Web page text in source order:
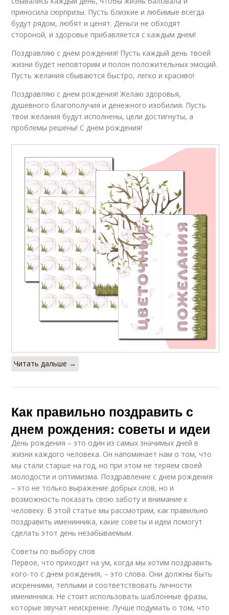
приносила сюрпризы. Пусть близкие и любимые всегда
будут рядом, любят и ценят. Деньги не обходят
стороной, и здоровье прибавляется с каждым днем!
Поздравляю с днем рождения! Пусть каждый день твоей
жизни будет неповторим и полон положительных эмоций.
Пусть желания сбываются быстро, легко и красиво!
Поздравляю с днем рождения! Желаю здоровья,
душевного благополучия и денежного изобилия. Пусть
твои желания будут исполнены, цели достигнуты, а
проблемы решены! С днем рождения!
Читать дальше →
Как правильно поздравить с
днем рождения: советы и идеи
День рождения – это один из самых значимых дней в
жизни каждого человека. Он напоминает нам о том, что
мы стали старше на год, но при этом не теряем своей
молодости и оптимизма. Поздравление с днем рождения
– это не только выражение добрых слов, но и
возможность показать свою заботу и внимание к
человеку. В этой статье мы рассмотрим, как правильно
поздравить именинника, какие советы и идеи помогут
сделать этот день незабываемым.
Советы по выбору слов
Первое, что приходит на ум, когда мы хотим поздравить
кого-то с днем рождения, – это слова. Они должны быть
искренними, теплыми и соответствовать личности
именинника. Не стоит использовать шаблонные фразы,
которые звучат неискренне. Лучше подумать о том, что